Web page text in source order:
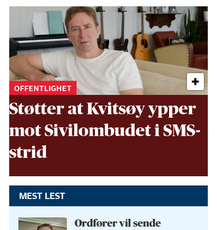
OFFENTLIGHET
Støtter at Kvitsøy ypper
mot Sivil­ombudet i SMS-
strid
MEST LEST
Ordfører vil sende